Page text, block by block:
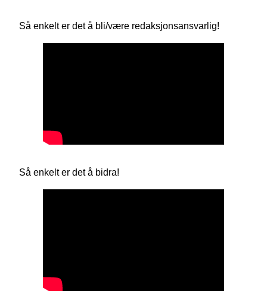
Så enkelt er det å bli/være redaksjonsansvarlig!
Så enkelt er det å bidra!